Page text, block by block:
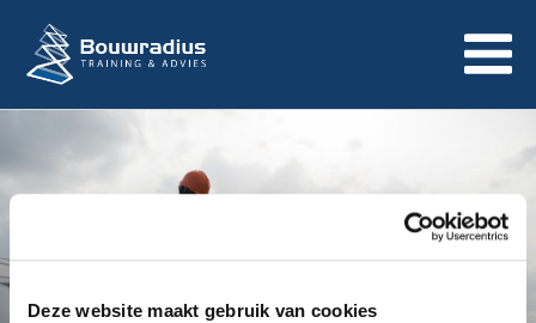
Deze website maakt gebruik van cookies